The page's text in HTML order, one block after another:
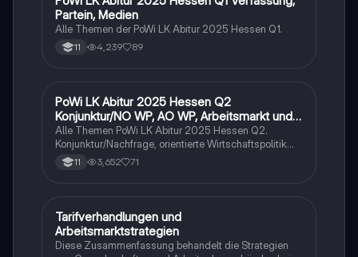
Partein, Medien
Alle Themen der PoWi LK Abitur 2025 Hessen Q1.
11 4,239 89
Wirtschaft und Recht
PoWi LK Abitur 2025 Hessen Q2
Konjunktur/NO WP, AO WP, Arbeitsmarkt und
Traifpolitik
Alle Themen PoWi LK Abitur 2025 Hessen Q2.
Konjunktur/Nachfrage, orientierte Wirtschaftspolitik
von Keynes. Angebot orientierte Wirtschaftspolitik von
Milton, Friedman und nachhaltiger
11 3,652 71
Wirtschaft und Recht
Tarifverhandlungen und
Arbeitsmarktstrategien
Diese Zusammenfassung behandelt die Strategien